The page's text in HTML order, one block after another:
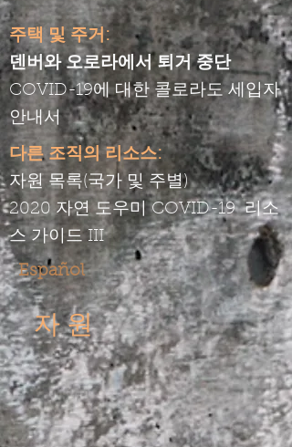
주택 및 주거:
덴버와 오로라에서 퇴거 중단
COVID-19에 대한 콜로라도 세입자
안내서
다른 조직의 리소스:
자원 목록(국가 및 주별)
2020 자연 도우미 COVID-19 리소
스 가이드 III
Español
자원